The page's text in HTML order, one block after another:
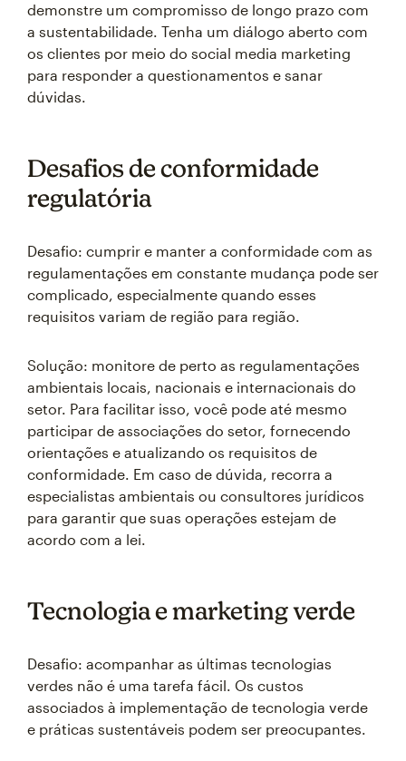
demonstre um compromisso de longo prazo com
a sustentabilidade. Tenha um diálogo aberto com
os clientes por meio do social media marketing
para responder a questionamentos e sanar
dúvidas.
Desafios de conformidade
regulatória
Desafio: cumprir e manter a conformidade com as
regulamentações em constante mudança pode ser
complicado, especialmente quando esses
requisitos variam de região para região.
Solução: monitore de perto as regulamentações
ambientais locais, nacionais e internacionais do
setor. Para facilitar isso, você pode até mesmo
participar de associações do setor, fornecendo
orientações e atualizando os requisitos de
conformidade. Em caso de dúvida, recorra a
especialistas ambientais ou consultores jurídicos
para garantir que suas operações estejam de
acordo com a lei.
Tecnologia e marketing verde
Desafio: acompanhar as últimas tecnologias
verdes não é uma tarefa fácil. Os custos
associados à implementação de tecnologia verde
e práticas sustentáveis podem ser preocupantes.